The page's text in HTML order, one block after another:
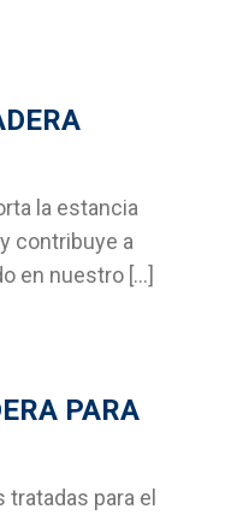
la estancia
contribuye a
en nuestro […]
PARA
tratadas para el